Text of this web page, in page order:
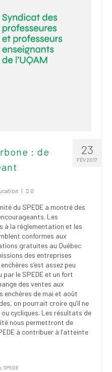
Statuts et
règlements
Politiques
d’écran – Place à
notre valorisation
(FNEEQ)
Vignettes
Publications
Nouvelles du
SPPEUQAM
Communiqués
SPPEUQAM@ctualités
et Bilans
Négociation
23
FÉV 2017
: de
| 0
du SPEDE a montré des
Les
à la réglementation et les
conformes aux
gratuites au Québec
des entreprises
s’est assez peu
le SPEDE et un fort
des ventes aux
enchères de mai et août
on pourrait croire qu’il ne
cycliques. Les résultats de
nous permettront de
à contribuer à l’atteinte
, SPEDE